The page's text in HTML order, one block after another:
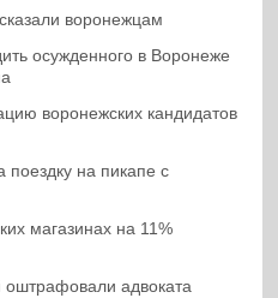
воронежцам
осужденного в Воронеже
воронежских кандидатов
на пикапе с
магазинах на 11%
адвоката